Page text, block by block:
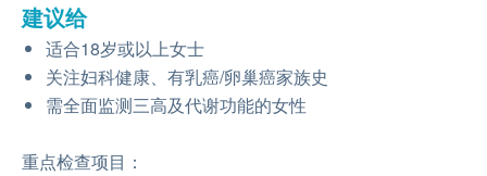
建议给
适合18岁或以上女士
关注妇科健康、有乳癌/卵巢癌家族史
需全面监测三高及代谢功能的女性
重点检查项目：